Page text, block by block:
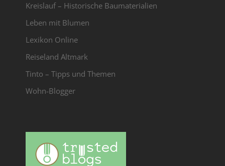
Kreislauf – Historische Baumaterialien
Leben mit Blumen
Lexikon Online
Reiseland Altmark
Tinto – Tipps und Themen
Wohn-Blogger